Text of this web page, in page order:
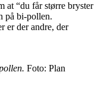
at “du får større bryster
på bi-pollen.
er der andre, der
Foto: Plan